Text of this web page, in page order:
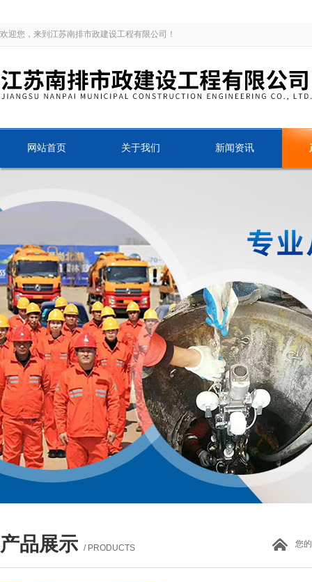
欢迎您，来到江苏南排市政建设工程有限公司！
网站首页 关于我们 新闻资讯
产品展示 / PRODUCTS 您